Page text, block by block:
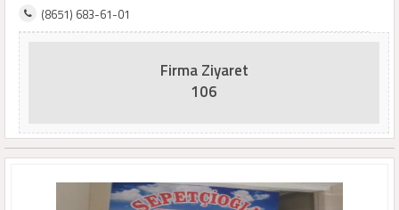
(8651) 683-61-01
Firma Ziyaret
106